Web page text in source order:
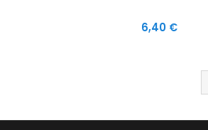
Prix
6,40 €